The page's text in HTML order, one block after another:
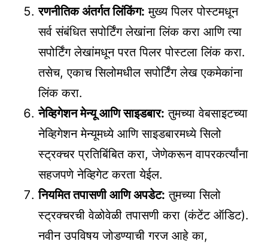
रणनीतिक अंतर्गत लिंकिंग: मुख्य पिलर पोस्टमधून
सर्व संबंधित सपोर्टिंग लेखांना लिंक करा आणि त्या
सपोर्टिंग लेखांमधून परत पिलर पोस्टला लिंक करा.
तसेच, एकाच सिलोमधील सपोर्टिंग लेख एकमेकांना
लिंक करा.
नेव्हिगेशन मेन्यू आणि साइडबार: तुमच्या वेबसाइटच्या
नेव्हिगेशन मेन्यूमध्ये आणि साइडबारमध्ये सिलो
स्ट्रक्चर प्रतिबिंबित करा, जेणेकरून वापरकर्त्यांना
सहजपणे नेव्हिगेट करता येईल.
नियमित तपासणी आणि अपडेट: तुमच्या सिलो
स्ट्रक्चरची वेळोवेळी तपासणी करा (कंटेंट ऑडिट).
नवीन उपविषय जोडण्याची गरज आहे का,